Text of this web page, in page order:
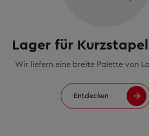
Lager für
Wir liefern eine breite Palette von
Entdecken